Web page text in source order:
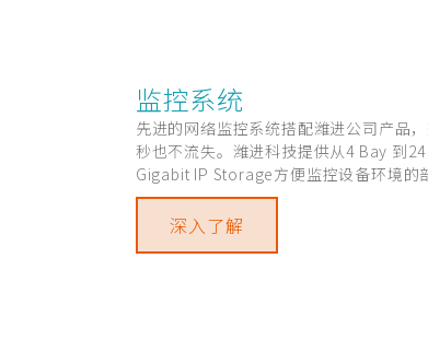
监控系统
先进的网络监控系统搭配潍进公司产品
秒也不流失。潍进科技提供从4 Bay 到
Gigabit IP Storage方便监控设备环境的
深入了解